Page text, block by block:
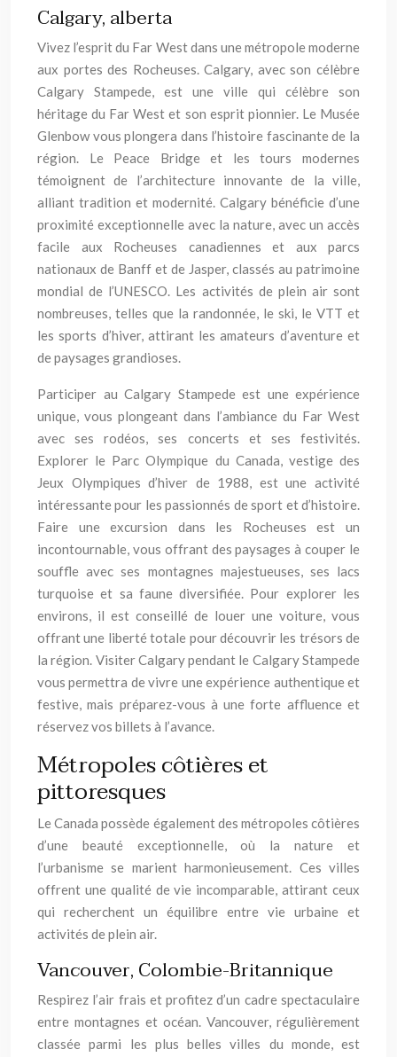
Calgary, alberta
Vivez l’esprit du Far West dans une métropole moderne
aux portes des Rocheuses. Calgary, avec son célèbre
Calgary Stampede, est une ville qui célèbre son
héritage du Far West et son esprit pionnier. Le Musée
Glenbow vous plongera dans l’histoire fascinante de la
région. Le Peace Bridge et les tours modernes
témoignent de l’architecture innovante de la ville,
alliant tradition et modernité. Calgary bénéficie d’une
proximité exceptionnelle avec la nature, avec un accès
facile aux Rocheuses canadiennes et aux parcs
nationaux de Banff et de Jasper, classés au patrimoine
mondial de l’UNESCO. Les activités de plein air sont
nombreuses, telles que la randonnée, le ski, le VTT et
les sports d’hiver, attirant les amateurs d’aventure et
de paysages grandioses.
Participer au Calgary Stampede est une expérience
unique, vous plongeant dans l’ambiance du Far West
avec ses rodéos, ses concerts et ses festivités.
Explorer le Parc Olympique du Canada, vestige des
Jeux Olympiques d’hiver de 1988, est une activité
intéressante pour les passionnés de sport et d’histoire.
Faire une excursion dans les Rocheuses est un
incontournable, vous offrant des paysages à couper le
souffle avec ses montagnes majestueuses, ses lacs
turquoise et sa faune diversifiée. Pour explorer les
environs, il est conseillé de louer une voiture, vous
offrant une liberté totale pour découvrir les trésors de
la région. Visiter Calgary pendant le Calgary Stampede
vous permettra de vivre une expérience authentique et
festive, mais préparez-vous à une forte affluence et
réservez vos billets à l’avance.
Métropoles côtières et
pittoresques
Le Canada possède également des métropoles côtières
d’une beauté exceptionnelle, où la nature et
l’urbanisme se marient harmonieusement. Ces villes
offrent une qualité de vie incomparable, attirant ceux
qui recherchent un équilibre entre vie urbaine et
activités de plein air.
Vancouver, Colombie-Britannique
Respirez l’air frais et profitez d’un cadre spectaculaire
entre montagnes et océan. Vancouver, régulièrement
classée parmi les plus belles villes du monde, est